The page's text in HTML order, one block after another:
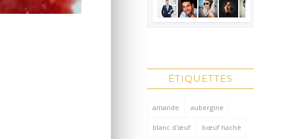
ÉTIQUETTES
amande aubergine
blanc d'œuf bœuf haché